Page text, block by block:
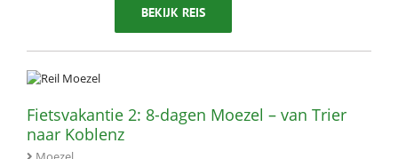
BEKIJK REIS
Fietsvakantie 2: 8-dagen Moezel – van Trier
naar Koblenz